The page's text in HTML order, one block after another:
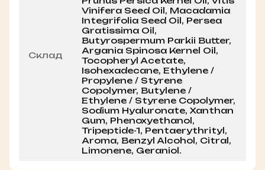
Склад
Vinifera Seed Oil, Macadamia
Integrifolia Seed Oil, Persea
Gratissima Oil,
Butyrospermum Parkii Butter,
Argania Spinosa Kernel Oil,
Tocopheryl Acetate,
Isohexadecane, Ethylene /
Propylene / Styrene
Copolymer, Butylene /
Ethylene / Styrene Copolymer,
Sodium Hyaluronate, Xanthan
Gum, Phenoxyethanol,
Tripeptide-1, Pentaerythrityl,
Aroma, Benzyl Alcohol, Citral,
Limonene, Geraniol.